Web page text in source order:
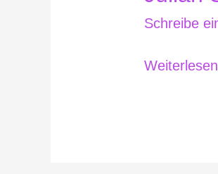
Schreibe
–
im